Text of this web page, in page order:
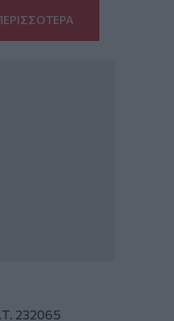
232065